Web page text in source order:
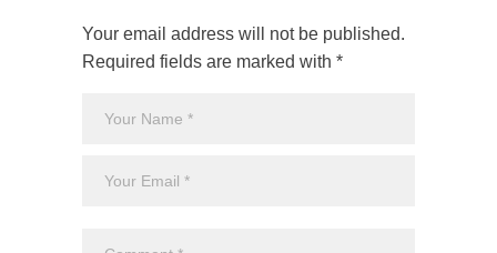
Your email address will not be published.
Required fields are marked with *